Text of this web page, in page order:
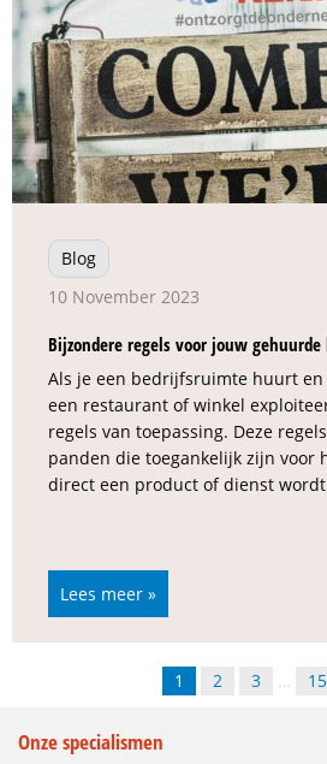
Blog
10 November 2023
Bijzondere regels voor jouw
Als je een bedrijfsruimte huurt
een restaurant of winkel
regels van toepassing. Deze
panden die toegankelijk zijn voor
direct een product of dienst
Lees meer »
1 2 3 … 15
Onze specialismen